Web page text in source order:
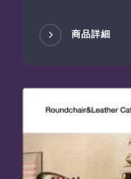
商品詳細